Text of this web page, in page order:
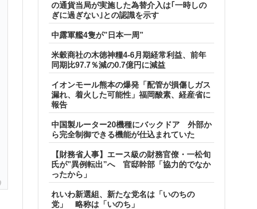
の通貨当局が実施した為替介入は｢一時しの
ぎに過ぎない｣との認識を示す
中露軍艦4隻が”日本一周”
米穀商社の木徳神糧4-6月期経常利益、前年
同期比97.7％減の0.7億円に減益
イオンモール熊本の爆発「配管が損傷しガス
漏れ、着火した可能性」福岡酸素、経産省に
報告
中国製ルーター20機種にバックドア 外部か
ら完全制御できる機能が仕込まれていた
【財務省人事】エース級の財務官僚・一松旬
氏が”異例転出”へ 官邸幹部「協力的でなか
ったから」
れいわ新選組、新たな党名は「いのちの
党」 略称は「いのち」